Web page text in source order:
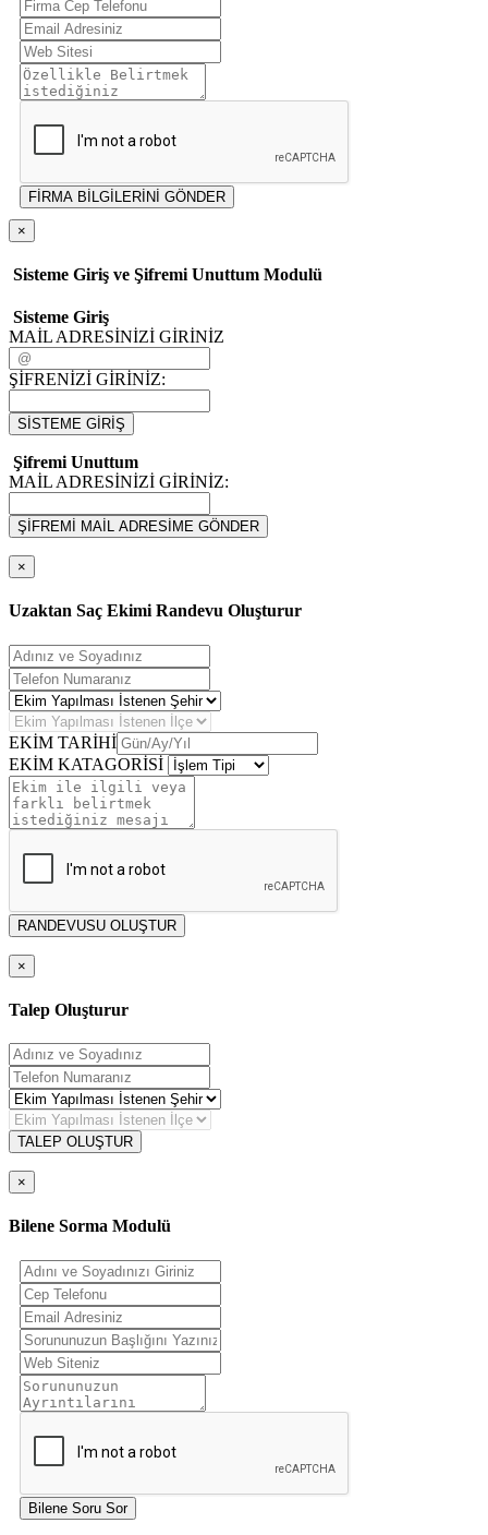
FİRMA BİLGİLERİNİ GÖNDER
×
Sisteme Giriş ve Şifremi Unuttum Modulü
Sisteme Giriş
MAİL ADRESİNİZİ GİRİNİZ
ŞİFRENİZİ GİRİNİZ:
SİSTEME GİRİŞ
Şifremi Unuttum
MAİL ADRESİNİZİ GİRİNİZ:
ŞİFREMİ MAİL ADRESİME GÖNDER
×
Uzaktan Saç Ekimi Randevu Oluşturur
EKİM TARİHİ
EKİM KATAGORİSİ
RANDEVUSU OLUŞTUR
×
Talep Oluşturur
TALEP OLUŞTUR
×
Bilene Sorma Modulü
Bilene Soru Sor